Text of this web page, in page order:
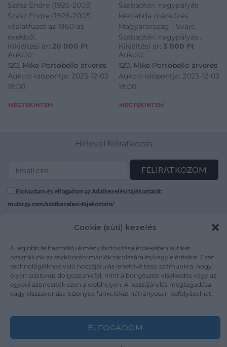
Cookie (süti) kezelés
A legjobb felhasználói élmény biztosítása érdekében sütiket
használunk az eszközinformációk tárolására és/vagy elérésére. Ezen
technológiákhoz való hozzájárulás lehetővé teszi számunkra, hogy
olyan adatokat dolgozzunk fel, mint a böngészési viselkedés vagy az
egyedi azonosítók ezen a webhelyen. A hozzájárulás megtagadása
vagy visszavonása bizonyos funkciókat hátrányosan befolyásolhat.
ELFOGADOM
Szász Endre (1926-2003)
Szász Endre (1926-2003)
vázlatfüzet az 1960-as
évekből.
Kikiáltási ár: 20 000 Ft
Aukció:
120. Mike Portobello árverés
Aukció időpontja: 2023-12-03
18:00
MEGTEKINTEM
A magyarok 2-ik gólja.
1938. Berlin VB.
Nemzeti Sport.
Sajtófotó.
Szabadtéri nagypályás
kézilabda mérkőzés:
Magyarország - Svájc.
Szabadtéri nagypályás
kézilabda mérkőzés:
Magyarország - Svájc. A
magyarok 2-ik gólja. 1938.
Berlin VB. Nemzeti Sport.
Sajtófotó.
Kikiáltási ár: 3 000 Ft
Aukció:
120. Mike Portobello árverés
Aukció időpontja: 2023-12-03
18:00
MEGTEKINTEM
Hírlevél feliratkozás
Elolvastam és elfogadom az Adatkezelési tájékoztatót:
mutargy.com/adatkezelesi-tajekoztato/
Karrier
Kapcsolat
Áraink
Adatvédelem
Impresszum